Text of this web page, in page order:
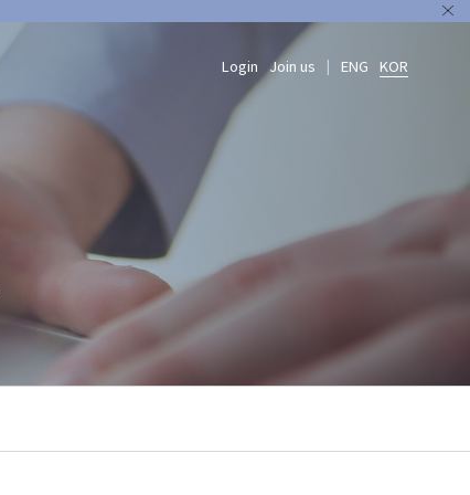
Login Join us ENG KOR